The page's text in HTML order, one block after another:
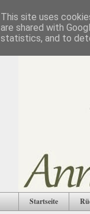
Startseite
This site uses
are shared with
statistics, and to